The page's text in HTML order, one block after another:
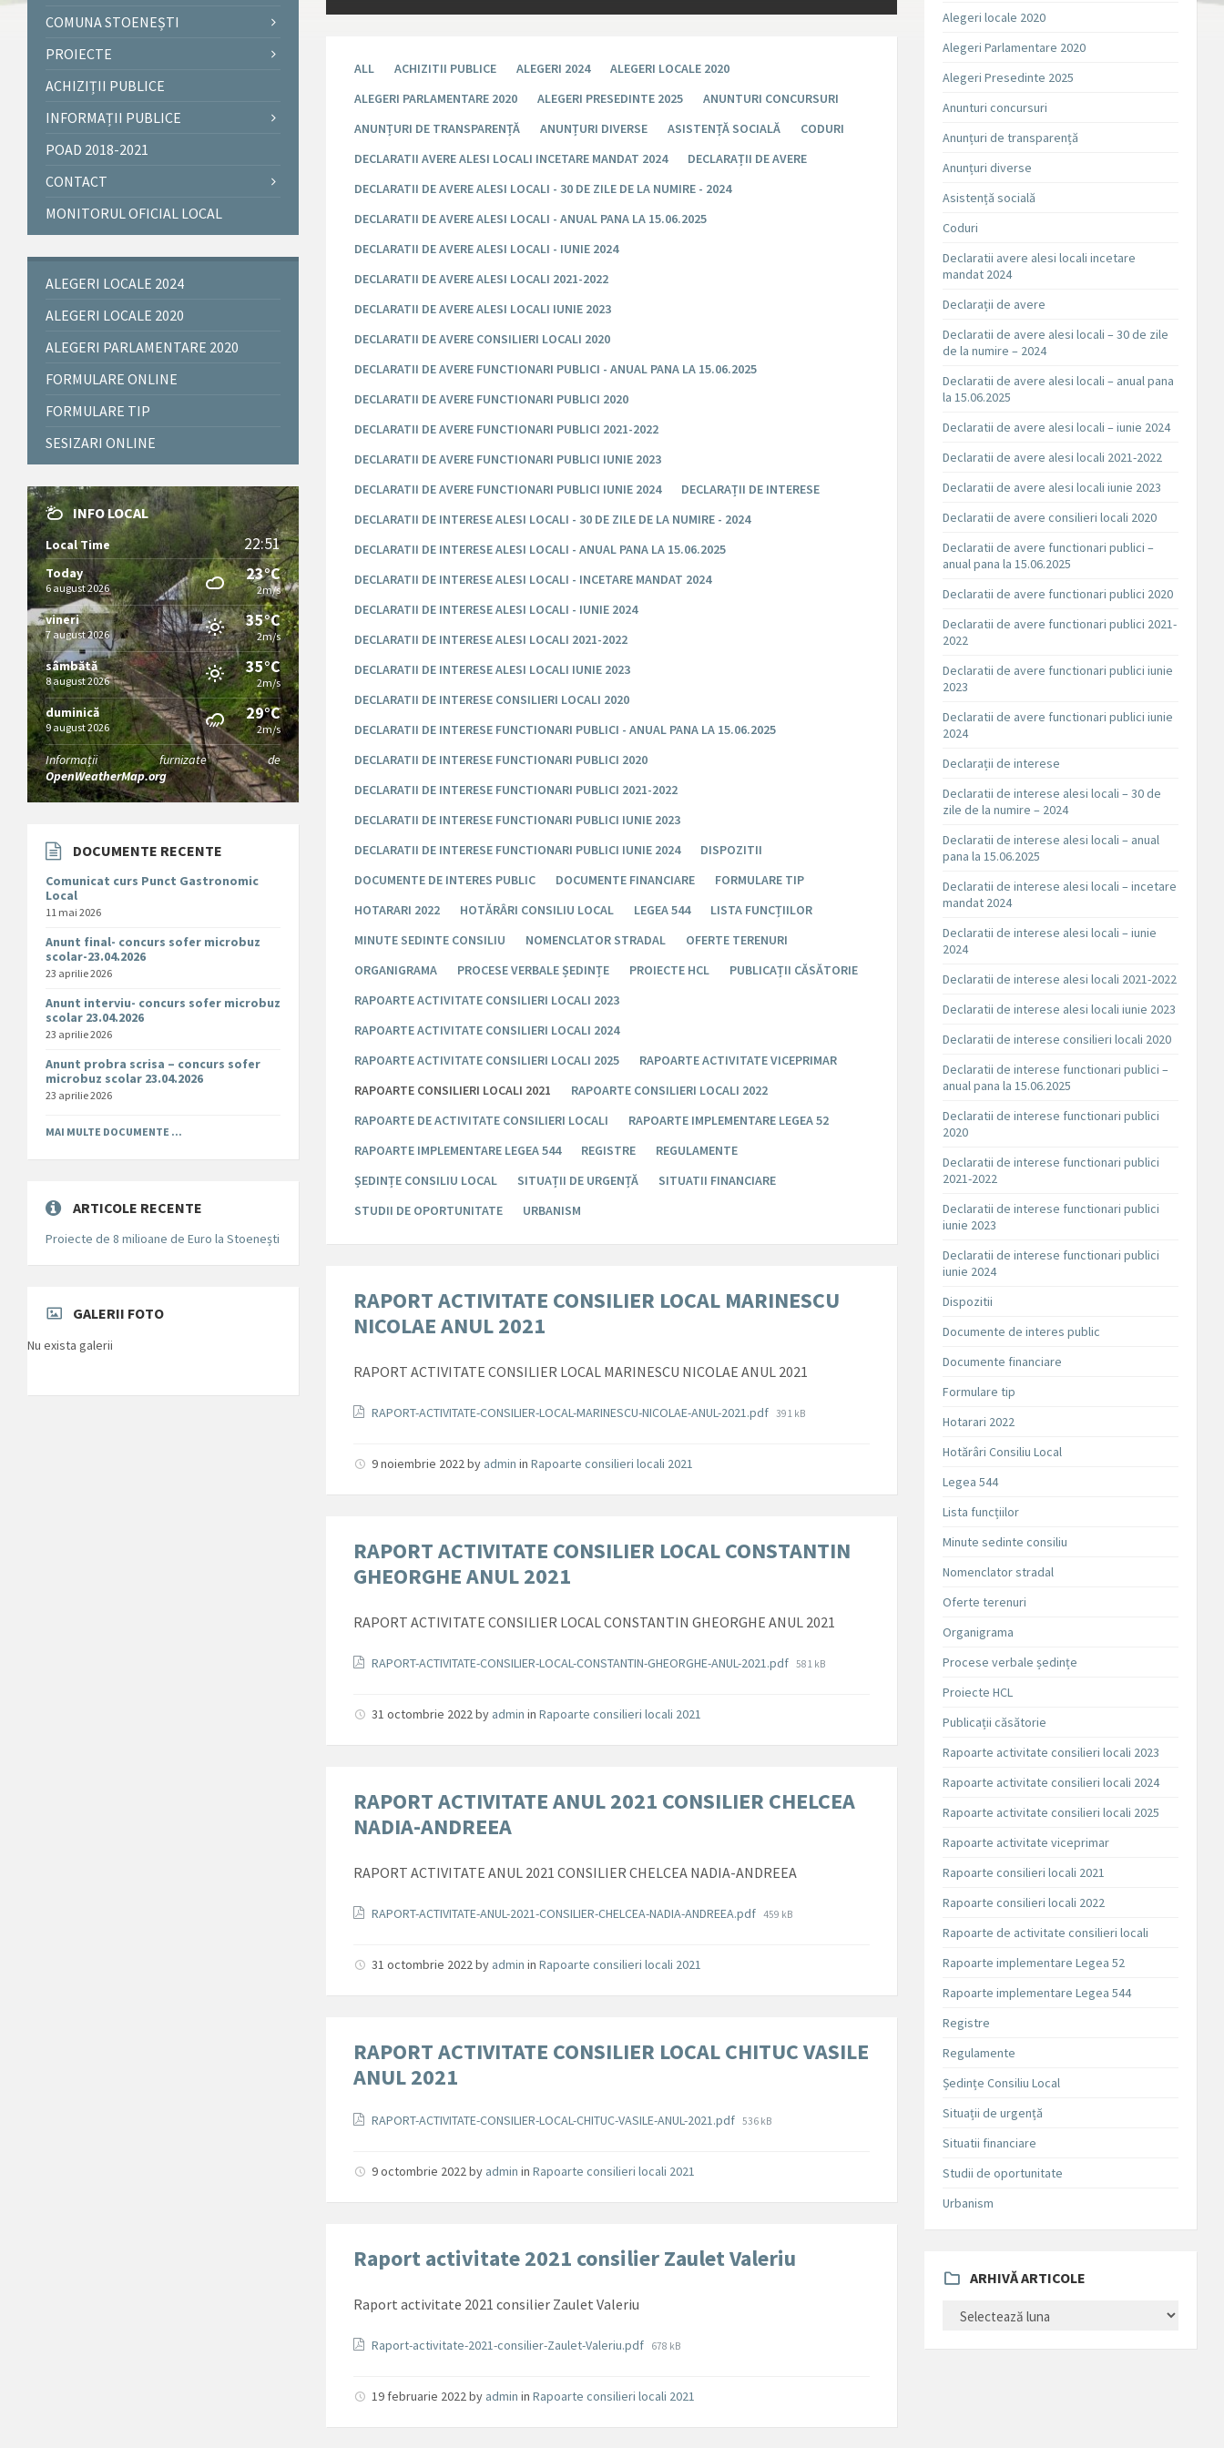
ALL ACHIZITII PUBLICE ALEGERI 2024
ALEGERI LOCALE 2020
ALEGERI PARLAMENTARE 2020
ALEGERI PRESEDINTE 2025
ANUNTURI CONCURSURI
ANUNȚURI DE TRANSPARENȚĂ
ANUNȚURI DIVERSE ASISTENȚĂ SOCIALĂ
CODURI
DECLARATII AVERE ALESI LOCALI INCETARE MANDAT 2024
DECLARAȚII DE AVERE
DECLARATII DE AVERE ALESI LOCALI - 30 DE ZILE DE LA NUMIRE - 2024
DECLARATII DE AVERE ALESI LOCALI - ANUAL PANA LA 15.06.2025
DECLARATII DE AVERE ALESI LOCALI - IUNIE 2024
DECLARATII DE AVERE ALESI LOCALI 2021-2022
DECLARATII DE AVERE ALESI LOCALI IUNIE 2023
DECLARATII DE AVERE CONSILIERI LOCALI 2020
DECLARATII DE AVERE FUNCTIONARI PUBLICI - ANUAL PANA LA 15.06.2025
DECLARATII DE AVERE FUNCTIONARI PUBLICI 2020
DECLARATII DE AVERE FUNCTIONARI PUBLICI 2021-2022
DECLARATII DE AVERE FUNCTIONARI PUBLICI IUNIE 2023
DECLARATII DE AVERE FUNCTIONARI PUBLICI IUNIE 2024
DECLARAȚII DE INTERESE
DECLARATII DE INTERESE ALESI LOCALI - 30 DE ZILE DE LA NUMIRE - 2024
DECLARATII DE INTERESE ALESI LOCALI - ANUAL PANA LA 15.06.2025
DECLARATII DE INTERESE ALESI LOCALI - INCETARE MANDAT 2024
DECLARATII DE INTERESE ALESI LOCALI - IUNIE 2024
DECLARATII DE INTERESE ALESI LOCALI 2021-2022
DECLARATII DE INTERESE ALESI LOCALI IUNIE 2023
DECLARATII DE INTERESE CONSILIERI LOCALI 2020
DECLARATII DE INTERESE FUNCTIONARI PUBLICI - ANUAL PANA LA 15.06.2025
DECLARATII DE INTERESE FUNCTIONARI PUBLICI 2020
DECLARATII DE INTERESE FUNCTIONARI PUBLICI 2021-2022
DECLARATII DE INTERESE FUNCTIONARI PUBLICI IUNIE 2023
DECLARATII DE INTERESE FUNCTIONARI PUBLICI IUNIE 2024
DISPOZITII
DOCUMENTE DE INTERES PUBLIC
DOCUMENTE FINANCIARE
FORMULARE TIP
HOTARARI 2022
HOTĂRÂRI CONSILIU LOCAL LEGEA 544
LISTA FUNCȚIILOR
MINUTE SEDINTE CONSILIU
NOMENCLATOR STRADAL
OFERTE TERENURI
ORGANIGRAMA
PROCESE VERBALE ȘEDINȚE PROIECTE HCL
PUBLICAȚII CĂSĂTORIE
RAPOARTE ACTIVITATE CONSILIERI LOCALI 2023
RAPOARTE ACTIVITATE CONSILIERI LOCALI 2024
RAPOARTE ACTIVITATE CONSILIERI LOCALI 2025
RAPOARTE ACTIVITATE VICEPRIMAR
RAPOARTE CONSILIERI LOCALI 2021
RAPOARTE CONSILIERI LOCALI 2022
RAPOARTE DE ACTIVITATE CONSILIERI LOCALI
RAPOARTE IMPLEMENTARE LEGEA 52
RAPOARTE IMPLEMENTARE LEGEA 544
REGISTRE
REGULAMENTE
ȘEDINȚE CONSILIU LOCAL
SITUAȚII DE URGENȚĂ
SITUATII FINANCIARE
STUDII DE OPORTUNITATE
URBANISM
RAPORT ACTIVITATE CONSILIER LOCAL MARINESCU
NICOLAE ANUL 2021
RAPORT ACTIVITATE CONSILIER LOCAL MARINESCU NICOLAE ANUL 2021
Documente
RAPORT-ACTIVITATE-CONSILIER-LOCAL-MARINESCU-NICOLAE-ANUL-2021.pdf File
391 kB
9 noiembrie 2022by admin inRapoarte consilieri locali 2021
RAPORT ACTIVITATE CONSILIER LOCAL CONSTANTIN
GHEORGHE ANUL 2021
RAPORT ACTIVITATE CONSILIER LOCAL CONSTANTIN GHEORGHE ANUL 2021
Documente
RAPORT-ACTIVITATE-CONSILIER-LOCAL-CONSTANTIN-GHEORGHE-ANUL-2021.pdf File
581 kB
31 octombrie 2022by admin inRapoarte consilieri locali 2021
RAPORT ACTIVITATE ANUL 2021 CONSILIER CHELCEA
NADIA-ANDREEA
RAPORT ACTIVITATE ANUL 2021 CONSILIER CHELCEA NADIA-ANDREEA
Documente
RAPORT-ACTIVITATE-ANUL-2021-CONSILIER-CHELCEA-NADIA-ANDREEA.pdf File
459 kB
31 octombrie 2022by admin inRapoarte consilieri locali 2021
RAPORT ACTIVITATE CONSILIER LOCAL CHITUC VASILE
ANUL 2021
Documente
RAPORT-ACTIVITATE-CONSILIER-LOCAL-CHITUC-VASILE-ANUL-2021.pdf File
536 kB
9 octombrie 2022by admin inRapoarte consilieri locali 2021
Raport activitate 2021 consilier Zaulet Valeriu
Raport activitate 2021 consilier Zaulet Valeriu
Documente
Raport-activitate-2021-consilier-Zaulet-Valeriu.pdf File
678 kB
19 februarie 2022by admin inRapoarte consilieri locali 2021
COMUNA STOENEȘTI
PROIECTE
ACHIZIȚII PUBLICE
INFORMAȚII PUBLICE
POAD 2018-2021
CONTACT
MONITORUL OFICIAL LOCAL
ALEGERI LOCALE 2024
ALEGERI LOCALE 2020
ALEGERI PARLAMENTARE 2020
FORMULARE ONLINE
FORMULARE TIP
SESIZARI ONLINE
INFO LOCAL
Local Time 22:51
Today
6 august 2026
23°C
2m/s
vineri
7 august 2026
35°C
2m/s
sâmbătă
8 august 2026
35°C
2m/s
duminică
9 august 2026
29°C
2m/s
Informații furnizate de
OpenWeatherMap.org
DOCUMENTE RECENTE
Comunicat curs Punct Gastronomic
Local
11 mai 2026
Anunt final- concurs sofer microbuz
scolar-23.04.2026
23 aprilie 2026
Anunt interviu- concurs sofer microbuz
scolar 23.04.2026
23 aprilie 2026
Anunt probra scrisa – concurs sofer
microbuz scolar 23.04.2026
23 aprilie 2026
MAI MULTE DOCUMENTE ...
ARTICOLE RECENTE
Proiecte de 8 milioane de Euro la Stoenești
GALERII FOTO
Nu exista galerii
Alegeri locale 2020
Alegeri Parlamentare 2020
Alegeri Presedinte 2025
Anunturi concursuri
Anunțuri de transparență
Anunțuri diverse
Asistență socială
Coduri
Declaratii avere alesi locali incetare
mandat 2024
Declarații de avere
Declaratii de avere alesi locali – 30 de zile
de la numire – 2024
Declaratii de avere alesi locali – anual pana
la 15.06.2025
Declaratii de avere alesi locali – iunie 2024
Declaratii de avere alesi locali 2021-2022
Declaratii de avere alesi locali iunie 2023
Declaratii de avere consilieri locali 2020
Declaratii de avere functionari publici –
anual pana la 15.06.2025
Declaratii de avere functionari publici 2020
Declaratii de avere functionari publici 2021-
2022
Declaratii de avere functionari publici iunie
2023
Declaratii de avere functionari publici iunie
2024
Declarații de interese
Declaratii de interese alesi locali – 30 de
zile de la numire – 2024
Declaratii de interese alesi locali – anual
pana la 15.06.2025
Declaratii de interese alesi locali – incetare
mandat 2024
Declaratii de interese alesi locali – iunie
2024
Declaratii de interese alesi locali 2021-2022
Declaratii de interese alesi locali iunie 2023
Declaratii de interese consilieri locali 2020
Declaratii de interese functionari publici –
anual pana la 15.06.2025
Declaratii de interese functionari publici
2020
Declaratii de interese functionari publici
2021-2022
Declaratii de interese functionari publici
iunie 2023
Declaratii de interese functionari publici
iunie 2024
Dispozitii
Documente de interes public
Documente financiare
Formulare tip
Hotarari 2022
Hotărâri Consiliu Local
Legea 544
Lista funcțiilor
Minute sedinte consiliu
Nomenclator stradal
Oferte terenuri
Organigrama
Procese verbale ședințe
Proiecte HCL
Publicații căsătorie
Rapoarte activitate consilieri locali 2023
Rapoarte activitate consilieri locali 2024
Rapoarte activitate consilieri locali 2025
Rapoarte activitate viceprimar
Rapoarte consilieri locali 2021
Rapoarte consilieri locali 2022
Rapoarte de activitate consilieri locali
Rapoarte implementare Legea 52
Rapoarte implementare Legea 544
Registre
Regulamente
Ședințe Consiliu Local
Situații de urgență
Situatii financiare
Studii de oportunitate
Urbanism
ARHIVĂ ARTICOLE
ARTICOLE